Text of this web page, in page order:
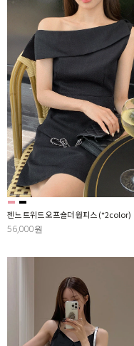
젠느 트위드 오프숄더 원피스 (*2color)
56,000원